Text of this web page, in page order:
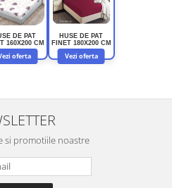
DE PAT
160X200 CM
oferta
HUSE DE PAT
FINET 180X200 CM
Vezi oferta
si promotiile noastre